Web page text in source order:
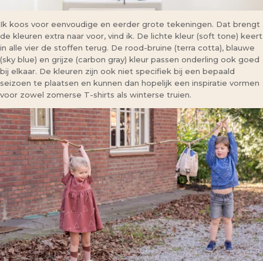
Ik koos voor eenvoudige en eerder grote tekeningen. Dat brengt
de kleuren extra naar voor, vind ik. De lichte kleur (soft tone) keert
in alle vier de stoffen terug. De rood-bruine (terra cotta), blauwe
(sky blue) en grijze (carbon gray) kleur passen onderling ook goed
bij elkaar. De kleuren zijn ook niet specifiek bij een bepaald
seizoen te plaatsen en kunnen dan hopelijk een inspiratie vormen
voor zowel zomerse T-shirts als winterse truien.